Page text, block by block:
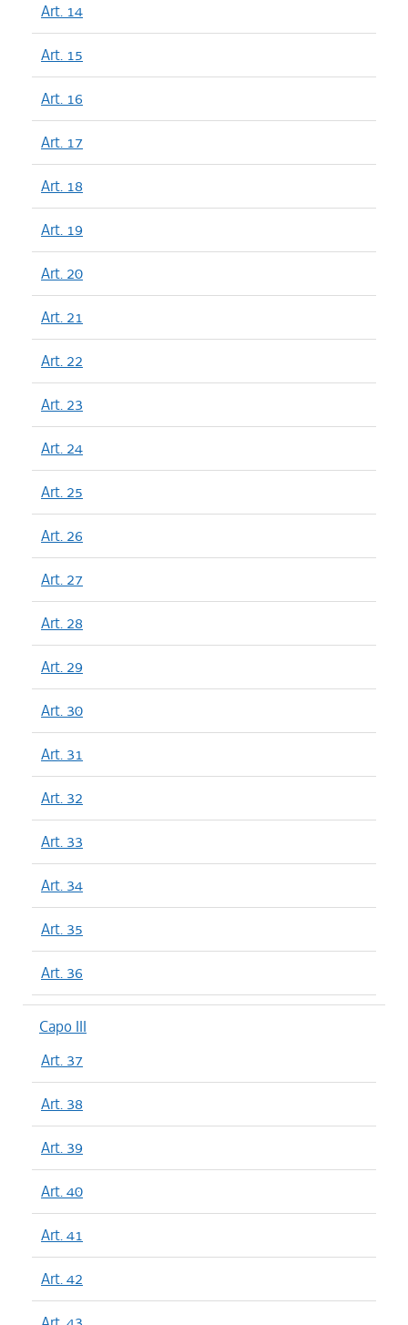
Art. 14
Art. 15
Art. 16
Art. 17
Art. 18
Art. 19
Art. 20
Art. 21
Art. 22
Art. 23
Art. 24
Art. 25
Art. 26
Art. 27
Art. 28
Art. 29
Art. 30
Art. 31
Art. 32
Art. 33
Art. 34
Art. 35
Art. 36
Capo III
Art. 37
Art. 38
Art. 39
Art. 40
Art. 41
Art. 42